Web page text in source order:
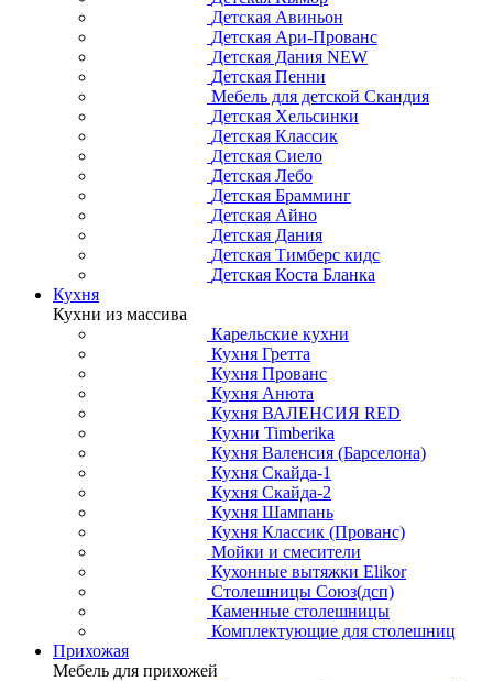
Детская Авиньон
Детская Ари-Прованс
Детская Дания NEW
Детская Пенни
Мебель для детской Скандия
Детская Хельсинки
Детская Классик
Детская Сиело
Детская Лебо
Детская Брамминг
Детская Айно
Детская Дания
Детская Тимберс кидс
Детская Коста Бланка
Кухня
Кухни из массива
Карельские кухни
Кухня Гретта
Кухня Прованс
Кухня Анюта
Кухня ВАЛЕНСИЯ RED
Кухни Timberika
Кухня Валенсия (Барселона)
Кухня Скайда-1
Кухня Скайда-2
Кухня Шампань
Кухня Классик (Прованс)
Мойки и смесители
Кухонные вытяжки Elikor
Столешницы Союз(дсп)
Каменные столешницы
Комплектующие для столешниц
Прихожая
Мебель для прихожей